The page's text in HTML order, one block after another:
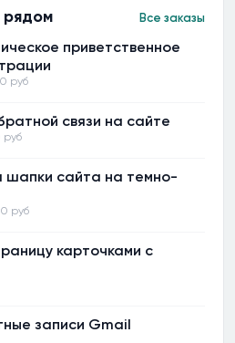
Все заказы
приветственное
руб
связи на сайте
руб
шапки сайта на темно-
руб
карточками с
записи Gmail